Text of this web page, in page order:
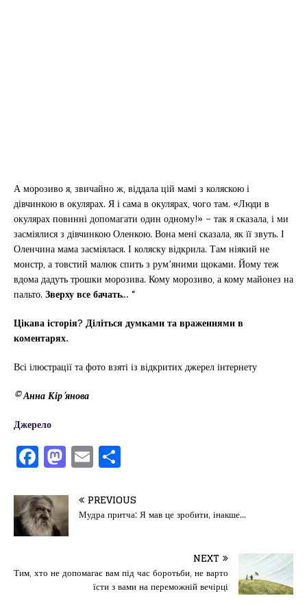
А морозиво я, звичайно ж, віддала цій мамі з коляскою і
дівчинкою в окулярах. Я і сама в окулярах, чого там. «Люди в
окулярах повинні допомагати один одному!» – так я сказала, і ми
засміялися з дівчинкою Оленкою. Вона мені сказала, як її звуть. І
Оленчина мама засміялася. І коляску відкрила. Там ніякий не
монстр, а товстий малюк спить з рум’яними щоками. Йому теж
вдома дадуть трошки морозива. Кому морозиво, а кому майонез на
пальто.Зверху все бачать… “
Цікава історія? Діліться думками та враженнями в
коментарях.
Всі ілюстрації та фото взяті із відкритих джерел інтернету
© Анна Кір’янова
Джерело
F
a
c
e
b
o
o
M
a
st
o
d
o
n
E
m
ai
l
іл
и
ис
я
PREVIOUS
Мудра притча: Я мав це зробити, інакше…
NEXT
Тим, хто не допомагає вам під час боротьби, не варто
їсти з вами на переможній вечірці